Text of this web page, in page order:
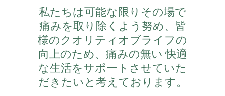
私たちは可能な限りその場で
痛みを取り除くよう努め、皆
様のクオリティオブライフの
向上のため、痛みの無い 快適
な生活をサポートさせていた
だきたいと考えております。